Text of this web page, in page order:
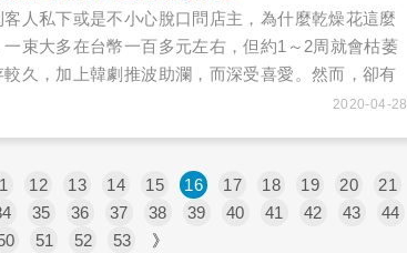
人私下或是不小心脫口問店主，為什麼乾燥花這麼
束大多在台幣一百多元左右，但約1～2周就會枯萎
久，加上韓劇推波助瀾，而深受喜愛。然而，卻有
驚訝，一小束可能就要兩、三百元，比鮮花價格貴了
乾燥花價格貴上不少。
2020-04-28
12 13 14 15 16 17 18 19 20 21
35 36 37 38 39 40 41 42 43 44
51 52 53 》